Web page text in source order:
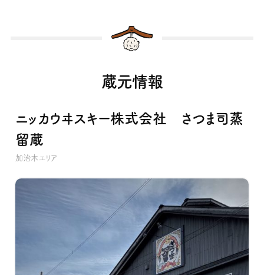
蔵元情報
ニッカウヰスキー株式会社 さつま司蒸
留蔵
加治木エリア